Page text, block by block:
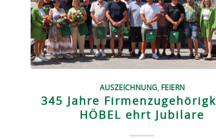
AUSZEICHNUNG, FEIERN
345 Jahre
HÖBEL ehrt Jubilare